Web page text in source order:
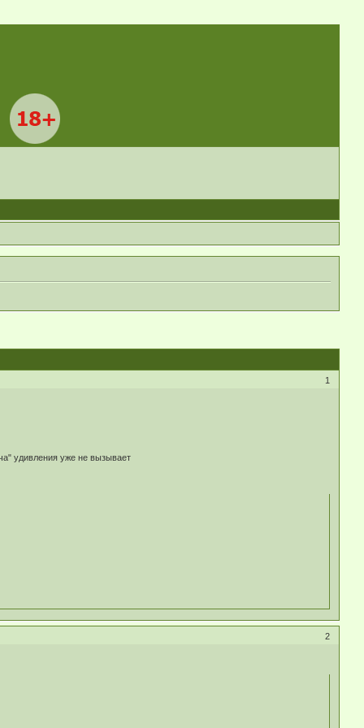
1
удивления уже не вызывает
2